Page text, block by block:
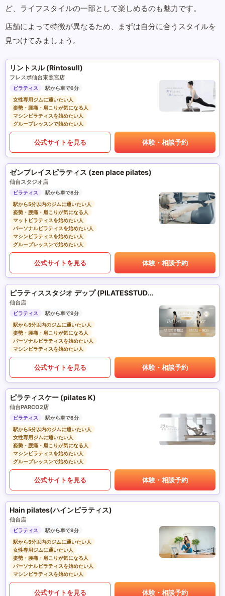
ど、ライフスタイルの一部として楽しめるのも魅力です。
店舗によって特徴が異なるため、まずは自分に合うスタイルを
見つけてみましょう。
リントスル (Rintosull)
フレスポ仙台東照宮店
ピラティス
駅から車で6分
女性専用ジムに通いたい人
姿勢・腰痛・肩こりが気になる人
マシンピラティスを始めたい人
グループレッスンで始めたい人
公式サイトを見る 体験・相談予約
ゼンプレイスピラティス (zen place pilates)
仙台スタジオ店
ピラティス
駅から車で8分
駅から5分以内のジムに通いたい人
姿勢・腰痛・肩こりが気になる人
マットピラティスを始めたい人
パーソナルピラティスを始めたい人
マシンピラティスを始めたい人
グループレッスンで始めたい人
公式サイトを見る 体験・相談予約
ピラティススタジオ デップ (PILATESSTUDIO DEP)
仙台店
ピラティス
駅から車で9分
駅から5分以内のジムに通いたい人
姿勢・腰痛・肩こりが気になる人
パーソナルピラティスを始めたい人
マシンピラティスを始めたい人
公式サイトを見る 体験・相談予約
ピラティスケー (pilates K)
仙台PARCO2店
ピラティス
駅から車で8分
駅から5分以内のジムに通いたい人
女性専用ジムに通いたい人
姿勢・腰痛・肩こりが気になる人
マシンピラティスを始めたい人
グループレッスンで始めたい人
公式サイトを見る 体験・相談予約
Hain pilates(ハインピラティス)
仙台店
ピラティス
駅から車で9分
駅から5分以内のジムに通いたい人
女性専用ジムに通いたい人
姿勢・腰痛・肩こりが気になる人
パーソナルピラティスを始めたい人
マシンピラティスを始めたい人
公式サイトを見る 体験・相談予約